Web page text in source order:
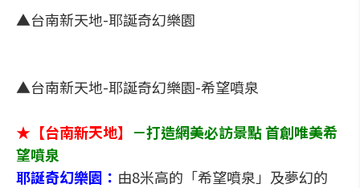
▲台南新天地-耶誕奇幻樂園
▲台南新天地-耶誕奇幻樂園-希望噴泉
★【台南新天地】 －打造網美必訪景點 首創唯美希
望噴泉
耶誕奇幻樂園： 由8米高的「希望噴泉」及夢幻的